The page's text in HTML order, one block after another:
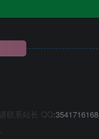
联系站长 QQ:3541716168